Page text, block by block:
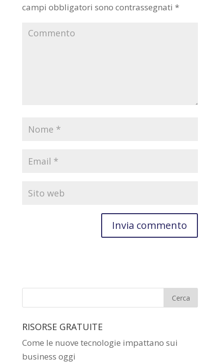
campi obbligatori sono contrassegnati *
RISORSE GRATUITE
Come le nuove tecnologie impattano sui
business oggi